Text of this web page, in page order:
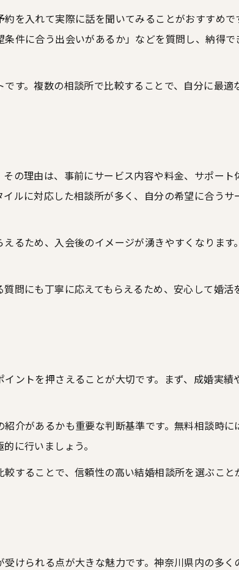
で比較すべき点
行動を避ける方法
体制の質を見抜く
ポート体制を比較
を明確に伝えるコツ
や年齢の不安も相談可
のサポート体制とは
内容を具体的に知る
立つ理由とポイント
柔軟性を体感
を入れて実際に話を聞いてみることがおすすめ
件に合う出会いがあるか」などを質問し、納得
す。複数の相談所で比較することで、自分に最適
の理由は、事前にサービス内容や料金、サポート
ルに対応した相談所が多く、自分の希望に合うサ
るため、入会後のイメージが湧きやすくなります
問にも丁寧に応えてもらえるため、安心して婚活
ントを押さえることが大切です。まず、成婚実績
介があるかも重要な判断基準です。無料相談時に
に行いましょう。
することで、信頼性の高い結婚相談所を選ぶこと
けられる点が大きな魅力です。神奈川県内の多く
ら
ら